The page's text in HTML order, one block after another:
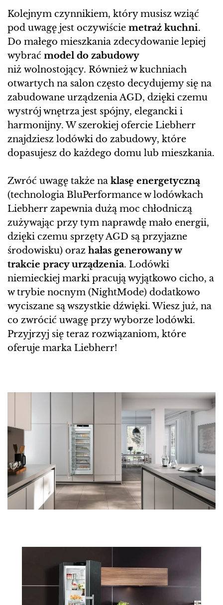
Kolejnym czynnikiem, który musisz wziąć
pod uwagę jest oczywiście metraż kuchni.
Do małego mieszkania zdecydowanie lepiej
wybrać model do zabudowy
niż wolnostojący. Również w kuchniach
otwartych na salon często decydujemy się na
zabudowane urządzenia AGD, dzięki czemu
wystrój wnętrza jest spójny, elegancki i
harmonijny. W szerokiej ofercie Liebherr
znajdziesz lodówki do zabudowy, które
dopasujesz do każdego domu lub mieszkania.
Zwróć uwagę także na klasę energetyczną
(technologia BluPerformance w lodówkach
Liebherr zapewnia dużą moc chłodniczą
zużywając przy tym naprawdę mało energii,
dzięki czemu sprzęty AGD są przyjazne
środowisku) oraz hałas generowany w
trakcie pracy urządzenia. Lodówki
niemieckiej marki pracują wyjątkowo cicho, a
w trybie nocnym (NightMode) dodatkowo
wyciszane są wszystkie dźwięki. Wiesz już, na
co zwrócić uwagę przy wyborze lodówki.
Przyjrzyj się teraz rozwiązaniom, które
oferuje marka Liebherr!